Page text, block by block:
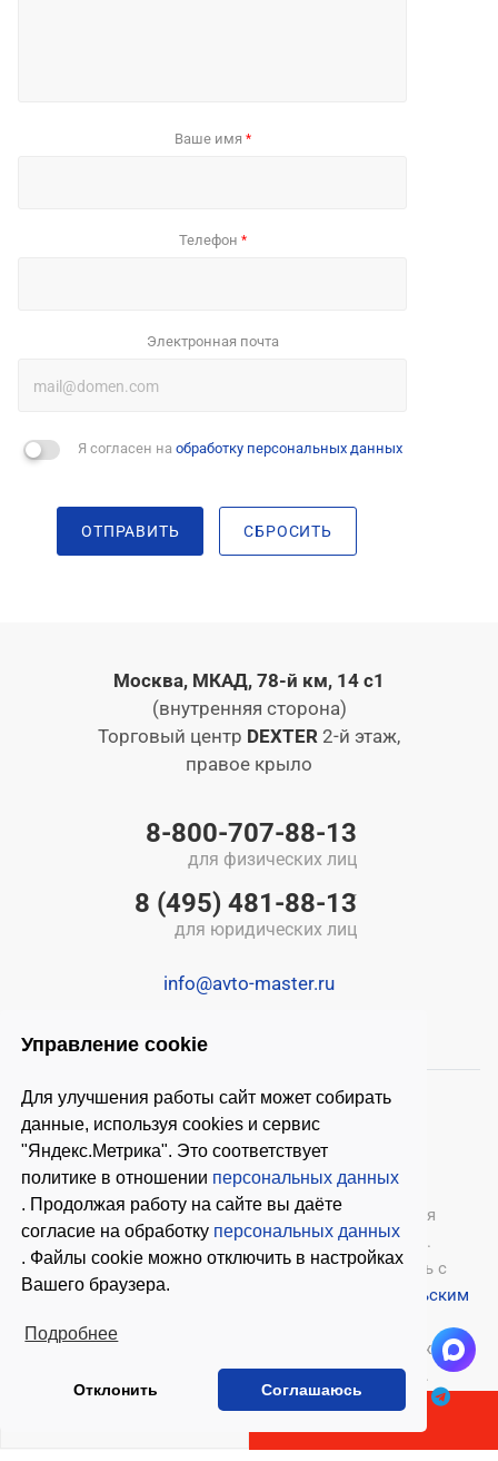
Управление cookie
Для улучшения работы сайт может собирать
данные, используя cookies и сервис
"Яндекс.Метрика". Это соответствует
политике в отношении персональных данных
. Продолжая работу на сайте вы даёте
согласие на обработку персональных данных
. Файлы cookie можно отключить в настройках
Вашего браузера.
Подробнее
Отклонить
Соглашаюсь
Ваше имя *
Телефон *
Электронная почта
Я согласен на обработку персональных данных
ОТПРАВИТЬ СБРОСИТЬ
Москва, МКАД, 78-й км, 14 с1
(внутренняя сторона)
Торговый центр DEXTER 2-й этаж,
правое крыло
8-800-707-88-13
для физических лиц
8 (495) 481-88-13
для юридических лиц
info@avto-master.ru
© 2026 ООО «Автомастер» — оборудование для
автосервиса, шиномонтажное оборудование.
Оставляя заявки на нашем сайте, ознакомьтесь с
Политикой конфиденциальности
Пользовательским
Копирование материалов с этого сайта возможно
только с письменного согласия владельцев.